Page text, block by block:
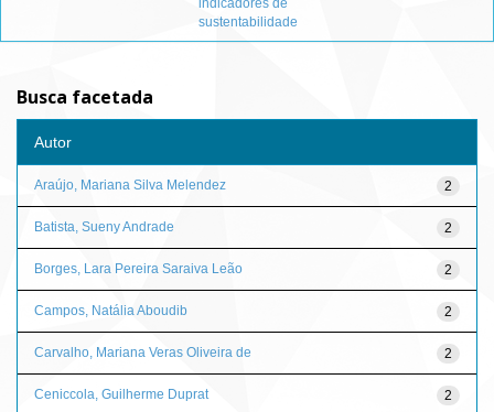
indicadores de
sustentabilidade
Busca facetada
Autor
2
Araújo, Mariana Silva Melendez
2
Batista, Sueny Andrade
2
Borges, Lara Pereira Saraiva Leão
2
Campos, Natália Aboudib
2
Carvalho, Mariana Veras Oliveira de
2
Ceniccola, Guilherme Duprat